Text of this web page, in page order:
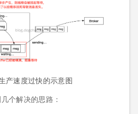
产速度过快的示意图
个解决的思路：